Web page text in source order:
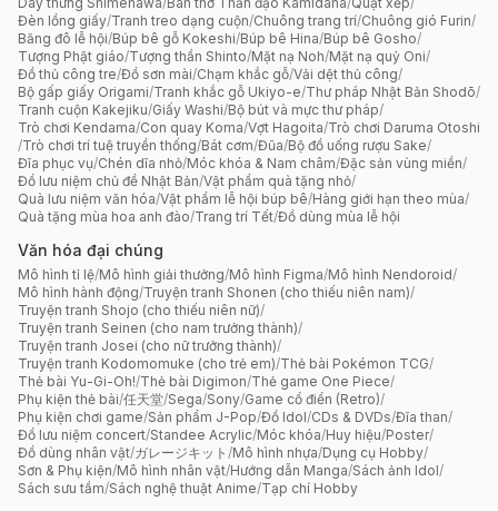
Đèn lồng giấy/Tranh treo dạng cuộn/Chuông trang trí/Chuông gió Furin/
Băng đô lễ hội/Búp bê gỗ Kokeshi/Búp bê Hina/Búp bê Gosho/
Tượng Phật giáo/Tượng thần Shinto/Mặt nạ Noh/Mặt nạ quỷ Oni/
Đồ thủ công tre/Đồ sơn mài/Chạm khắc gỗ/Vải dệt thủ công/
Bộ gấp giấy Origami/Tranh khắc gỗ Ukiyo-e/Thư pháp Nhật Bản Shodō/
Tranh cuộn Kakejiku/Giấy Washi/Bộ bút và mực thư pháp/
Trò chơi Kendama/Con quay Koma/Vợt Hagoita/Trò chơi Daruma Otoshi
/Trò chơi trí tuệ truyền thống/Bát cơm/Đũa/Bộ đồ uống rượu Sake/
Đĩa phục vụ/Chén dĩa nhỏ/Móc khóa & Nam châm/Đặc sản vùng miền/
Đồ lưu niệm chủ đề Nhật Bản/Vật phẩm quà tặng nhỏ/
Quà lưu niệm văn hóa/Vật phẩm lễ hội búp bê/Hàng giới hạn theo mùa/
Quà tặng mùa hoa anh đào/Trang trí Tết/Đồ dùng mùa lễ hội
Văn hóa đại chúng
Mô hình tỉ lệ/Mô hình giải thưởng/Mô hình Figma/Mô hình Nendoroid/
Mô hình hành động/Truyện tranh Shonen (cho thiếu niên nam)/
Truyện tranh Shojo (cho thiếu niên nữ)/
Truyện tranh Seinen (cho nam trưởng thành)/
Truyện tranh Josei (cho nữ trưởng thành)/
Truyện tranh Kodomomuke (cho trẻ em)/Thẻ bài Pokémon TCG/
Thẻ bài Yu-Gi-Oh!/Thẻ bài Digimon/Thẻ game One Piece/
Phụ kiện thẻ bài/任天堂/Sega/Sony/Game cổ điển (Retro)/
Phụ kiện chơi game/Sản phẩm J-Pop/Đồ Idol/CDs & DVDs/Đĩa than/
Đồ lưu niệm concert/Standee Acrylic/Móc khóa/Huy hiệu/Poster/
Đồ dùng nhân vật/ガレージキット /Mô hình nhựa/Dụng cụ Hobby/
Sơn & Phụ kiện/Mô hình nhân vật/Hướng dẫn Manga/Sách ảnh Idol/
Sách sưu tầm/Sách nghệ thuật Anime/Tạp chí Hobby